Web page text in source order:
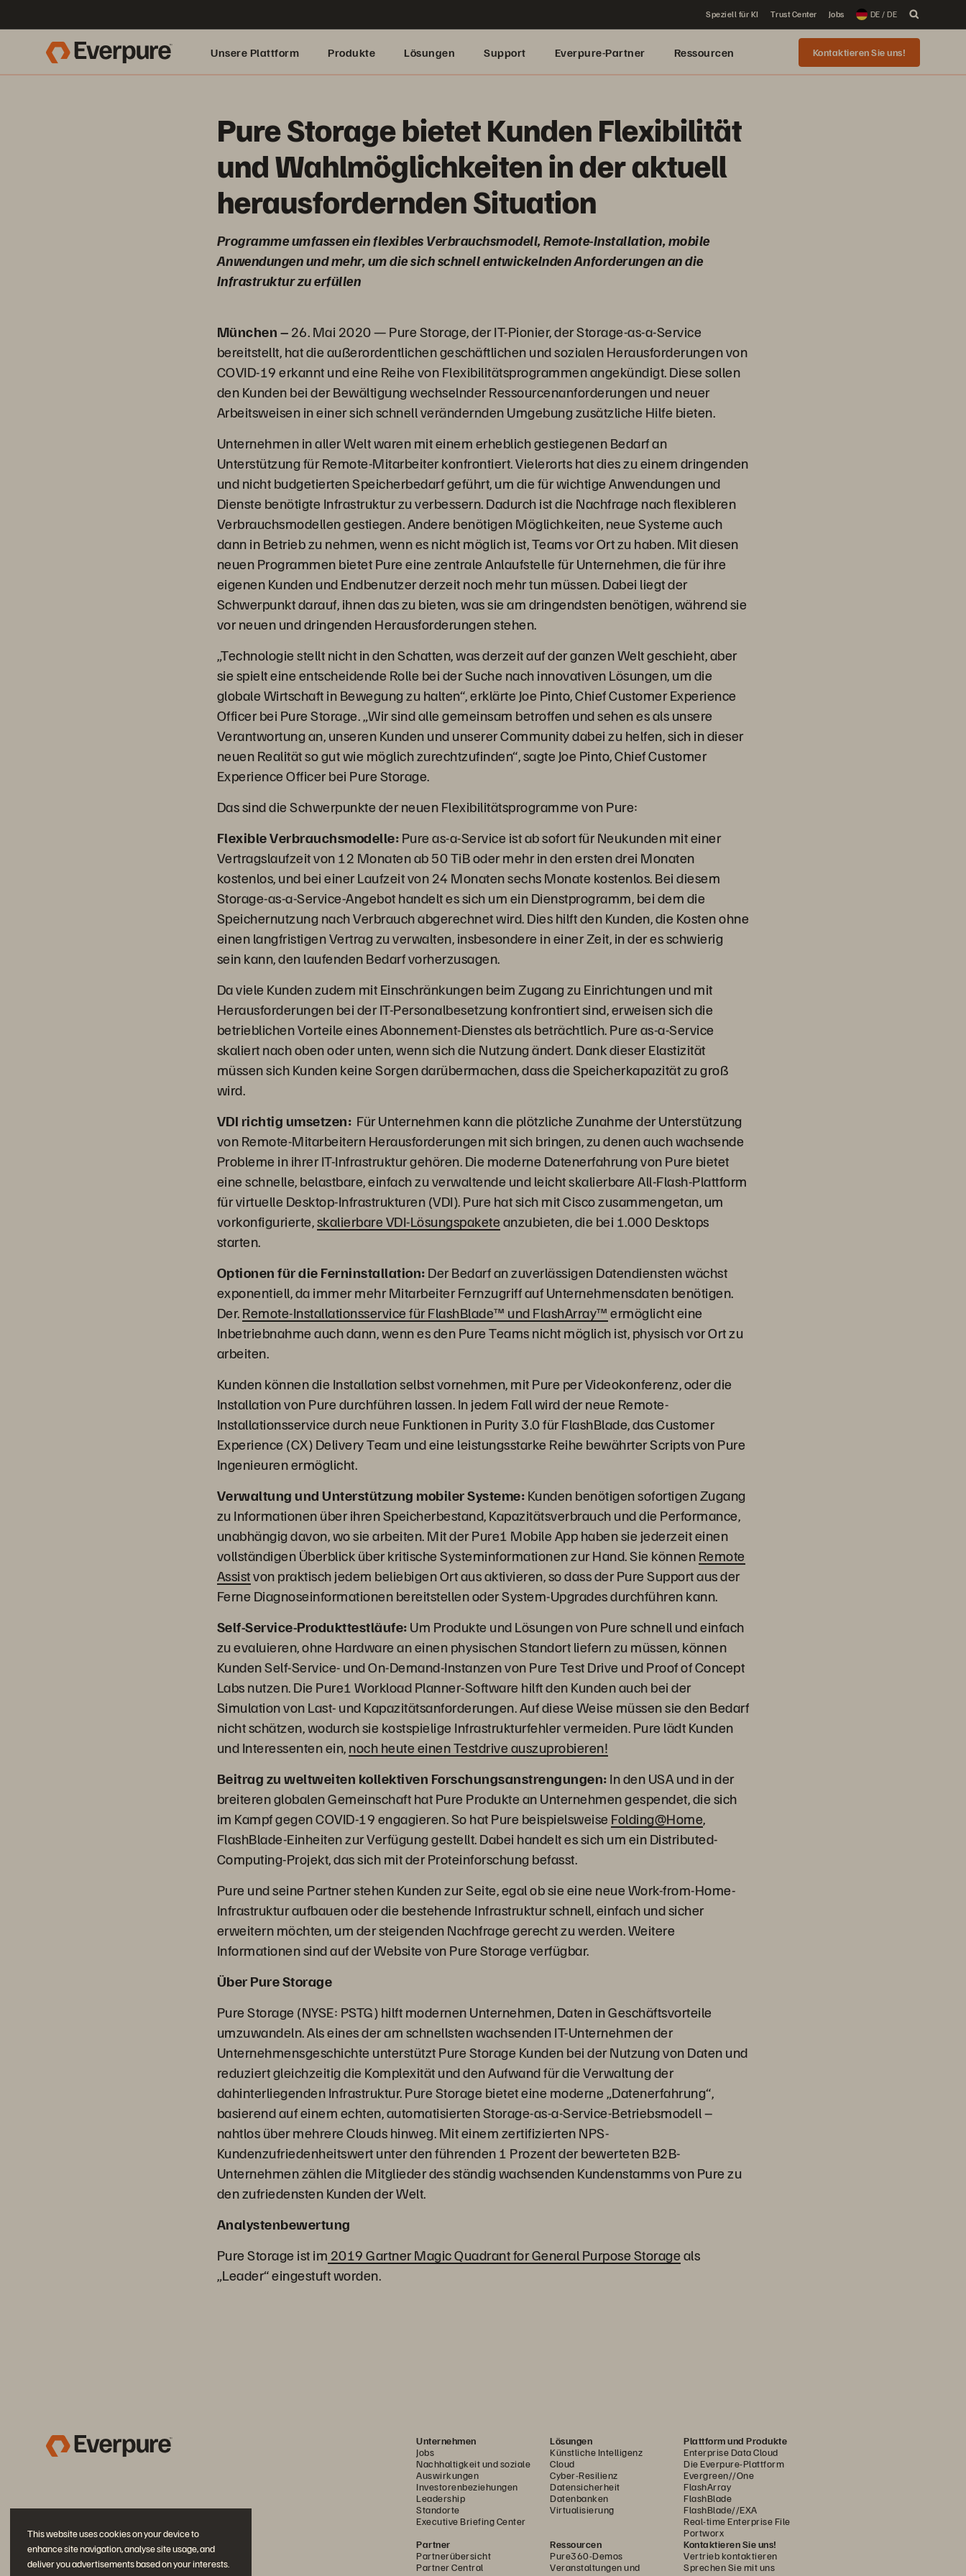
This website uses cookies on your device to
enhance site navigation, analyse site usage, and
deliver you advertisements based on your interests.
Speziell für KI Trust Center Jobs DE / DE
Unsere Plattform Produkte Lösungen Support Everpure-Partner Ressourcen Kontaktieren Sie uns!
Pure Storage bietet Kunden Flexibilität
und Wahlmöglichkeiten in der aktuell
herausfordernden Situation
Programme umfassen ein flexibles Verbrauchsmodell, Remote-Installation, mobile
Anwendungen und mehr, um die sich schnell entwickelnden Anforderungen an die
Infrastruktur zu erfüllen
München –26. Mai 2020 — Pure Storage, der IT-Pionier, der Storage-as-a-Service
bereitstellt, hat die außerordentlichen geschäftlichen und sozialen Herausforderungen von
COVID-19 erkannt und eine Reihe von Flexibilitätsprogrammen angekündigt. Diese sollen
den Kunden bei der Bewältigung wechselnder Ressourcenanforderungen und neuer
Arbeitsweisen in einer sich schnell verändernden Umgebung zusätzliche Hilfe bieten.
Unternehmen in aller Welt waren mit einem erheblich gestiegenen Bedarf an
Unterstützung für Remote-Mitarbeiter konfrontiert. Vielerorts hat dies zu einem dringenden
und nicht budgetierten Speicherbedarf geführt, um die für wichtige Anwendungen und
Dienste benötigte Infrastruktur zu verbessern. Dadurch ist die Nachfrage nach flexibleren
Verbrauchsmodellen gestiegen. Andere benötigen Möglichkeiten, neue Systeme auch
dann in Betrieb zu nehmen, wenn es nicht möglich ist, Teams vor Ort zu haben. Mit diesen
neuen Programmen bietet Pure eine zentrale Anlaufstelle für Unternehmen, die für ihre
eigenen Kunden und Endbenutzer derzeit noch mehr tun müssen. Dabei liegt der
Schwerpunkt darauf, ihnen das zu bieten, was sie am dringendsten benötigen, während sie
vor neuen und dringenden Herausforderungen stehen.
„Technologie stellt nicht in den Schatten, was derzeit auf der ganzen Welt geschieht, aber
sie spielt eine entscheidende Rolle bei der Suche nach innovativen Lösungen, um die
globale Wirtschaft in Bewegung zu halten“, erklärte Joe Pinto, Chief Customer Experience
Officer bei Pure Storage. „Wir sind alle gemeinsam betroffen und sehen es als unsere
Verantwortung an, unseren Kunden und unserer Community dabei zu helfen, sich in dieser
neuen Realität so gut wie möglich zurechtzufinden“, sagte Joe Pinto, Chief Customer
Experience Officer bei Pure Storage.
Das sind die Schwerpunkte der neuen Flexibilitätsprogramme von Pure:
Flexible Verbrauchsmodelle:Pure as-a-Service ist ab sofort für Neukunden mit einer
Vertragslaufzeit von 12 Monaten ab 50 TiB oder mehr in den ersten drei Monaten
kostenlos, und bei einer Laufzeit von 24 Monaten sechs Monate kostenlos. Bei diesem
Storage-as-a-Service-Angebot handelt es sich um ein Dienstprogramm, bei dem die
Speichernutzung nach Verbrauch abgerechnet wird. Dies hilft den Kunden, die Kosten ohne
einen langfristigen Vertrag zu verwalten, insbesondere in einer Zeit, in der es schwierig
sein kann, den laufenden Bedarf vorherzusagen.
Da viele Kunden zudem mit Einschränkungen beim Zugang zu Einrichtungen und mit
Herausforderungen bei der IT-Personalbesetzung konfrontiert sind, erweisen sich die
betrieblichen Vorteile eines Abonnement-Dienstes als beträchtlich. Pure as-a-Service
skaliert nach oben oder unten, wenn sich die Nutzung ändert. Dank dieser Elastizität
müssen sich Kunden keine Sorgen darübermachen, dass die Speicherkapazität zu groß
wird.
VDI richtig umsetzen: Für Unternehmen kann die plötzliche Zunahme der Unterstützung
von Remote-Mitarbeitern Herausforderungen mit sich bringen, zu denen auch wachsende
Probleme in ihrer IT-Infrastruktur gehören. Die moderne Datenerfahrung von Pure bietet
eine schnelle, belastbare, einfach zu verwaltende und leicht skalierbare All-Flash-Plattform
für virtuelle Desktop-Infrastrukturen (VDI). Pure hat sich mit Cisco zusammengetan, um
vorkonfigurierte,skalierbare VDI-Lösungspaketeanzubieten, die bei 1.000 Desktops
starten.
Optionen für die Ferninstallation:Der Bedarf an zuverlässigen Datendiensten wächst
exponentiell, da immer mehr Mitarbeiter Fernzugriff auf Unternehmensdaten benötigen.
Der.Remote-Installationsservice für FlashBlade™ und FlashArray™ermöglicht eine
Inbetriebnahme auch dann, wenn es den Pure Teams nicht möglich ist, physisch vor Ort zu
arbeiten.
Kunden können die Installation selbst vornehmen, mit Pure per Videokonferenz, oder die
Installation von Pure durchführen lassen. In jedem Fall wird der neue Remote-
Installationsservice durch neue Funktionen in Purity 3.0 für FlashBlade, das Customer
Experience (CX) Delivery Team und eine leistungsstarke Reihe bewährter Scripts von Pure
Ingenieuren ermöglicht.
Verwaltung und Unterstützung mobiler Systeme:Kunden benötigen sofortigen Zugang
zu Informationen über ihren Speicherbestand, Kapazitätsverbrauch und die Performance,
unabhängig davon, wo sie arbeiten. Mit der Pure1 Mobile App haben sie jederzeit einen
vollständigen Überblick über kritische Systeminformationen zur Hand. Sie könnenRemote
Assistvon praktisch jedem beliebigen Ort aus aktivieren, so dass der Pure Support aus der
Ferne Diagnoseinformationen bereitstellen oder System-Upgrades durchführen kann.
Self-Service-Produkttestläufe:Um Produkte und Lösungen von Pure schnell und einfach
zu evaluieren, ohne Hardware an einen physischen Standort liefern zu müssen, können
Kunden Self-Service- und On-Demand-Instanzen von Pure Test Drive und Proof of Concept
Labs nutzen. Die Pure1 Workload Planner-Software hilft den Kunden auch bei der
Simulation von Last- und Kapazitätsanforderungen. Auf diese Weise müssen sie den Bedarf
nicht schätzen, wodurch sie kostspielige Infrastrukturfehler vermeiden. Pure lädt Kunden
und Interessenten ein,noch heute einen Testdrive auszuprobieren!
Beitrag zu weltweiten kollektiven Forschungsanstrengungen:In den USA und in der
breiteren globalen Gemeinschaft hat Pure Produkte an Unternehmen gespendet, die sich
im Kampf gegen COVID-19 engagieren. So hat Pure beispielsweise Folding@Home,
FlashBlade-Einheiten zur Verfügung gestellt. Dabei handelt es sich um ein Distributed-
Computing-Projekt, das sich mit der Proteinforschung befasst.
Pure und seine Partner stehen Kunden zur Seite, egal ob sie eine neue Work-from-Home-
Infrastruktur aufbauen oder die bestehende Infrastruktur schnell, einfach und sicher
erweitern möchten, um der steigenden Nachfrage gerecht zu werden. Weitere
Informationen sind auf der Website von Pure Storage verfügbar.
Über Pure Storage
Pure Storage (NYSE: PSTG) hilft modernen Unternehmen, Daten in Geschäftsvorteile
umzuwandeln. Als eines der am schnellsten wachsenden IT-Unternehmen der
Unternehmensgeschichte unterstützt Pure Storage Kunden bei der Nutzung von Daten und
reduziert gleichzeitig die Komplexität und den Aufwand für die Verwaltung der
dahinterliegenden Infrastruktur. Pure Storage bietet eine moderne „Datenerfahrung“,
basierend auf einem echten, automatisierten Storage-as-a-Service-Betriebsmodell –
nahtlos über mehrere Clouds hinweg. Mit einem zertifizierten NPS-
Kundenzufriedenheitswert unter den führenden 1 Prozent der bewerteten B2B-
Unternehmen zählen die Mitglieder des ständig wachsenden Kundenstamms von Pure zu
den zufriedensten Kunden der Welt.
Analystenbewertung
Pure Storage ist im 2019 Gartner Magic Quadrant for General Purpose Storageals
„Leader“ eingestuft worden.
Unternehmen
Jobs
Nachhaltigkeit und soziale
Auswirkungen
Investorenbeziehungen
Leadership
Standorte
Executive Briefing Center
Lösungen
Künstliche Intelligenz
Cloud
Cyber-Resilienz
Datensicherheit
Datenbanken
Virtualisierung
Plattform und Produkte
Enterprise Data Cloud
Die Everpure-Plattform
Evergreen//One
FlashArray
FlashBlade
FlashBlade//EXA
Real-time Enterprise File
Portworx
Partner
Partnerübersicht
Partner Central
Ressourcen
Pure360-Demos
Veranstaltungen und
Kontaktieren Sie uns!
Vertrieb kontaktieren
Sprechen Sie mit uns